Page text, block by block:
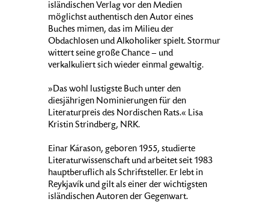
isländischen Verlag vor den Medien
möglichst authentisch den Autor eines
Buches mimen, das im Milieu der
Obdachlosen und Alkoholiker spielt. Stormur
wittert seine große Chance – und
verkalkuliert sich wieder einmal gewaltig.
»Das wohl lustigste Buch unter den
diesjährigen Nominierungen für den
Literaturpreis des Nordischen Rats.« Lisa
Kristin Strindberg, NRK.
Einar Kárason, geboren 1955, studierte
Literaturwissenschaft und arbeitet seit 1983
hauptberuflich als Schriftsteller. Er lebt in
Reykjavík und gilt als einer der wichtigsten
isländischen Autoren der Gegenwart.